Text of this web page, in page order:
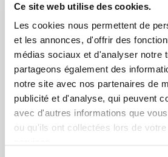
Ce site web utilise des cookies.
Les cookies nous permettent de
et les annonces, d'offrir des
médias sociaux et d'analyser notre
partageons également des
notre site avec nos partenaires de
publicité et d'analyse, qui peuvent
avec d'autres informations que
ou qu'ils ont collectées lors de
groupe pour tous les
l'entreprise. Si cette règle
vous encourez une sanction
amende.
Vous ne pouvez pas
mois précédant la
contrats assimilés (par
dry). Dans la négative, vous
amende administrative
capital.